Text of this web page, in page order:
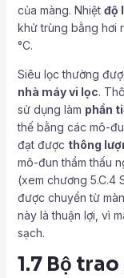
của màng. Nhiệt độ
khử trùng bằng hơi
°C.
Siêu lọc thường
nhà máy vi lọc.
sử dụng làm phần
thế bằng các mô-
đạt được thông
mô-đun thẩm thấu
(xem chương 5.C.4
được chuyển từ
này là thuận lợi, vì
sạch.
1.7 Bộ